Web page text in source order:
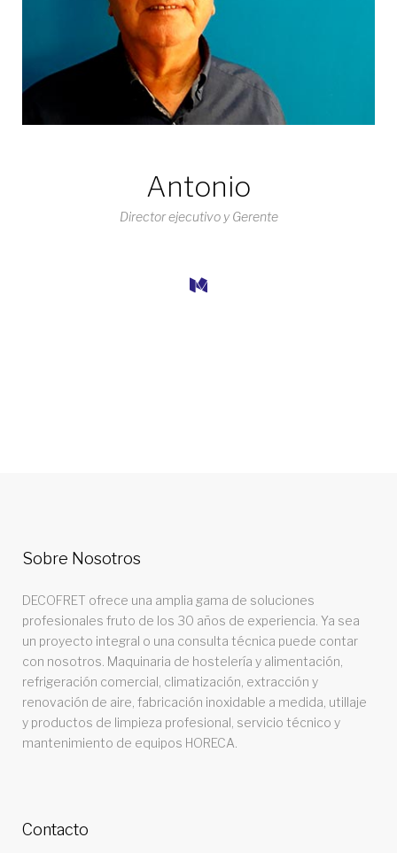
Antonio
Director ejecutivo y Gerente
Sobre Nosotros
DECOFRET ofrece una amplia gama de soluciones
profesionales fruto de los 30 años de experiencia. Ya sea
un proyecto integral o una consulta técnica puede contar
con nosotros. Maquinaria de hostelería y alimentación,
refrigeración comercial, climatización, extracción y
renovación de aire, fabricación inoxidable a medida, utillaje
y productos de limpieza profesional, servicio técnico y
mantenimiento de equipos HORECA.
Contacto